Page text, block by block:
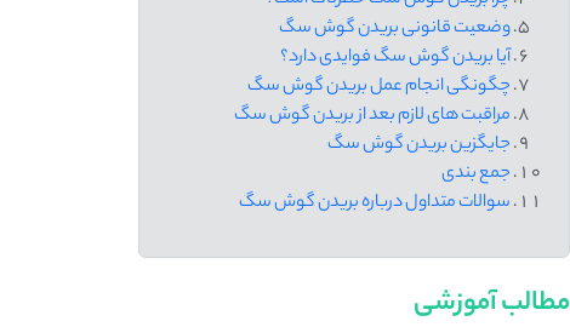
وضعیت قانونی بریدن گوش سگ
آیا بریدن گوش سگ فوایدی دارد؟
چگونگی انجام عمل بریدن گوش سگ
مراقبت های لازم بعد از بریدن گوش سگ
جایگزین بریدن گوش سگ
جمع بندی
سوالات متداول درباره بریدن گوش سگ
مطالب آموزشی